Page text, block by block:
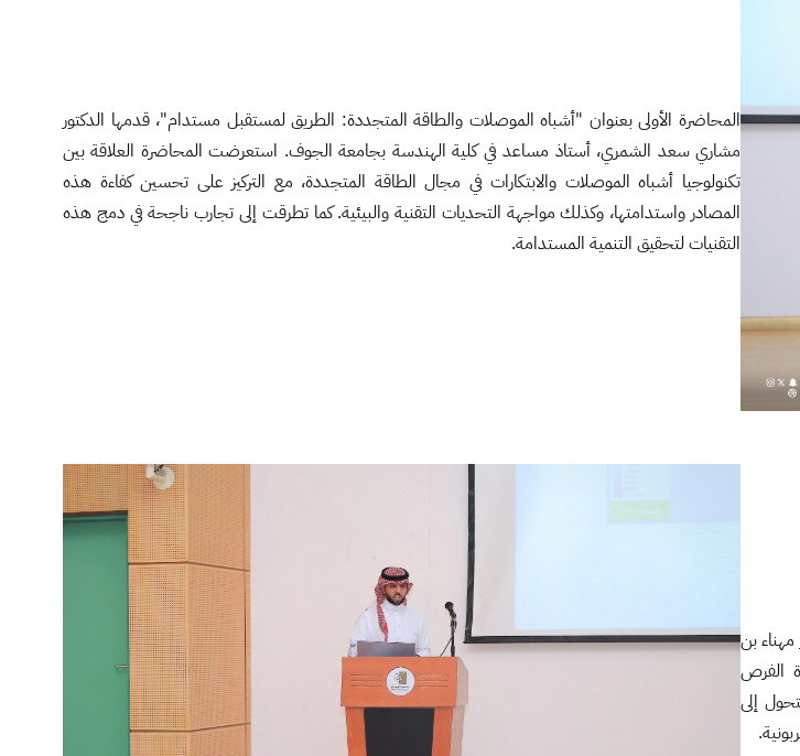
المحاضرة الأولى بعنوان "أشباه الموصلات والطاقة المتجددة: الطريق لمستقبل مستدام"، قدمها الدكتور
مشاري سعد الشمري، أستاذ مساعد في كلية الهندسة بجامعة الجوف. استعرضت المحاضرة العلاقة بين
تكنولوجيا أشباه الموصلات والابتكارات في مجال الطاقة المتجددة، مع التركيز على تحسين كفاءة هذه
المصادر واستدامتها، وكذلك مواجهة التحديات التقنية والبيئية. كما تطرقت إلى تجارب ناجحة في دمج هذه
التقنيات لتحقيق التنمية المستدامة.
بن
الفرص
إلى